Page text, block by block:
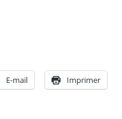
E-mail Imprimer